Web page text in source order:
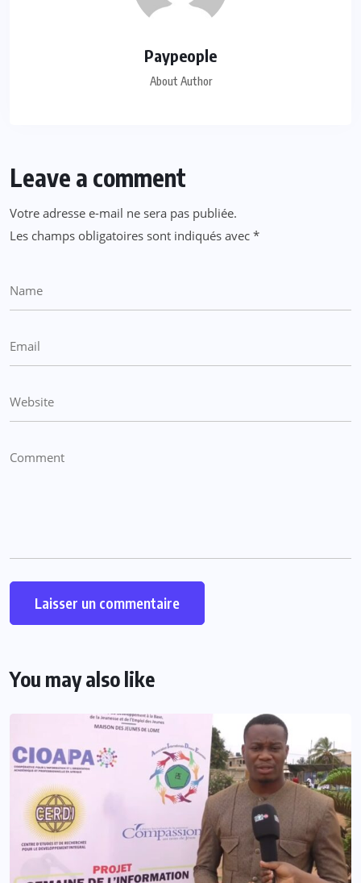
Paypeople
About Author
Leave a comment
Votre adresse e-mail ne sera pas publiée.
Les champs obligatoires sont indiqués avec *
You may also like